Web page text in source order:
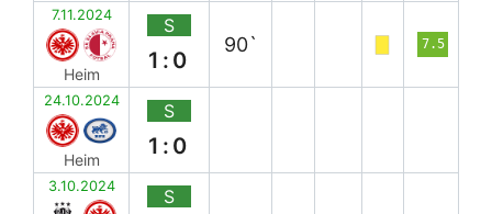
7.11.2024
Heim
S
1:0
90` 7.5
24.10.2024
Heim
S
1:0
3.10.2024 S